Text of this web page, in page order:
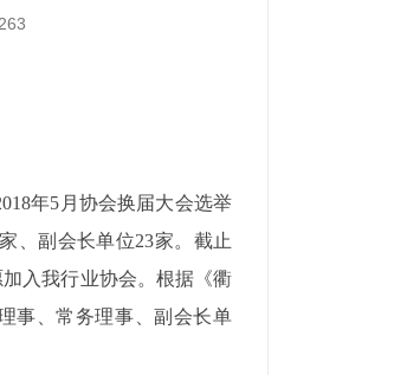
年5月协会换届大会选举
、副会长单位23家。截止
入我行业协会。根据《衢
事、常务理事、副会长单